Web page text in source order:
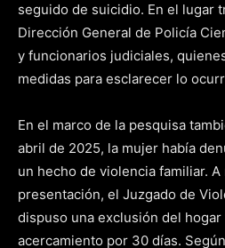
seguido de suicidio. En el lugar
Dirección General de Policía
y funcionarios judiciales,
medidas para esclarecer lo
En el marco de la pesquisa
abril de 2025, la mujer había
un hecho de violencia familiar. A
presentación, el Juzgado de
dispuso una exclusión del
acercamiento por 30 días.